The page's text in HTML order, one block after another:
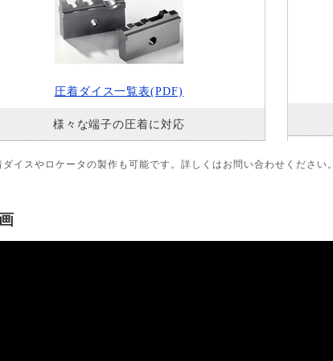
圧着ダイス一覧表(PDF)
様々な端子の圧着に対応
イスやロケータの製作も可能です。詳しくはお問い合わせください。